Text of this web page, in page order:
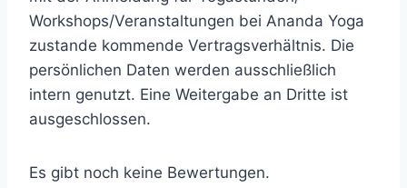
Workshops/Veranstaltungen bei Ananda Yoga
zustande kommende Vertragsverhältnis. Die
persönlichen Daten werden ausschließlich
intern genutzt. Eine Weitergabe an Dritte ist
ausgeschlossen.
Es gibt noch keine Bewertungen.